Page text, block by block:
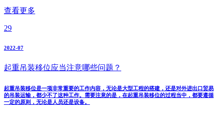
查看更多
29
2022-07
起重吊装移位应当注意哪些问题？
起重吊装移位是一项非常重要的工作内容，无论是大型工程的搭建，还是对外进出口贸易
的吊装运输，都少不了这种工作。需要注意的是，在起重吊装移位的过程当中，都要遵循
一定的原则，无论是人员还是设备。